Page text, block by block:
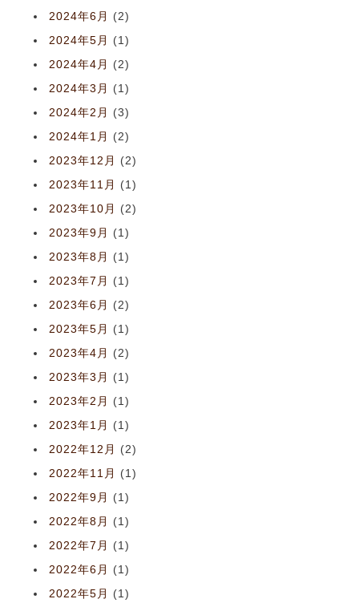
2024年6月
(2)
2024年5月
(1)
2024年4月
(2)
2024年3月
(1)
2024年2月
(3)
2024年1月
(2)
2023年12月
(2)
2023年11月
(1)
2023年10月
(2)
2023年9月
(1)
2023年8月
(1)
2023年7月
(1)
2023年6月
(2)
2023年5月
(1)
2023年4月
(2)
2023年3月
(1)
2023年2月
(1)
2023年1月
(1)
2022年12月
(2)
2022年11月
(1)
2022年9月
(1)
2022年8月
(1)
2022年7月
(1)
2022年6月
(1)
2022年5月
(1)